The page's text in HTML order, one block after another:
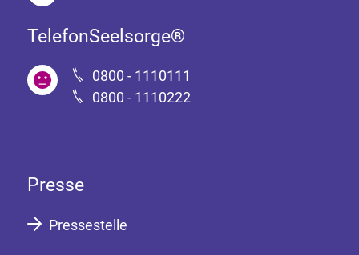
TelefonSeelsorge®
0800 - 1110111
0800 - 1110222
Presse
Pressestelle